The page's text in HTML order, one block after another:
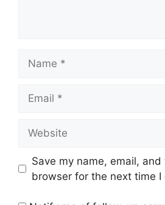
Save my name, email,
browser for the next time I